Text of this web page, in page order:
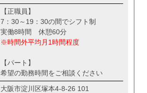
【正職員】
7：30～19：30の間でシフト制
実働8時間 休憩60分
※時間外平均月1時間程度
【パート】
希望の勤務時間をご相談ください
大阪市淀川区塚本4-8-26 101